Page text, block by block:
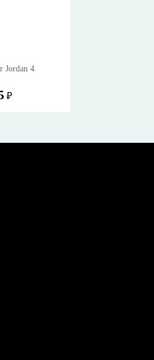
Jordan 4
₽